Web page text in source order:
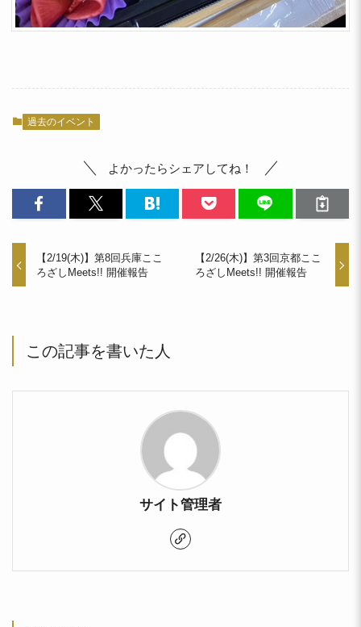
過去のイベント
よかったらシェアしてね！
【2/19(木)】第8回兵庫ここ
ろざしMeets!! 開催報告
【2/26(木)】第3回京都ここ
ろざしMeets!! 開催報告
この記事を書いた人
サイト管理者